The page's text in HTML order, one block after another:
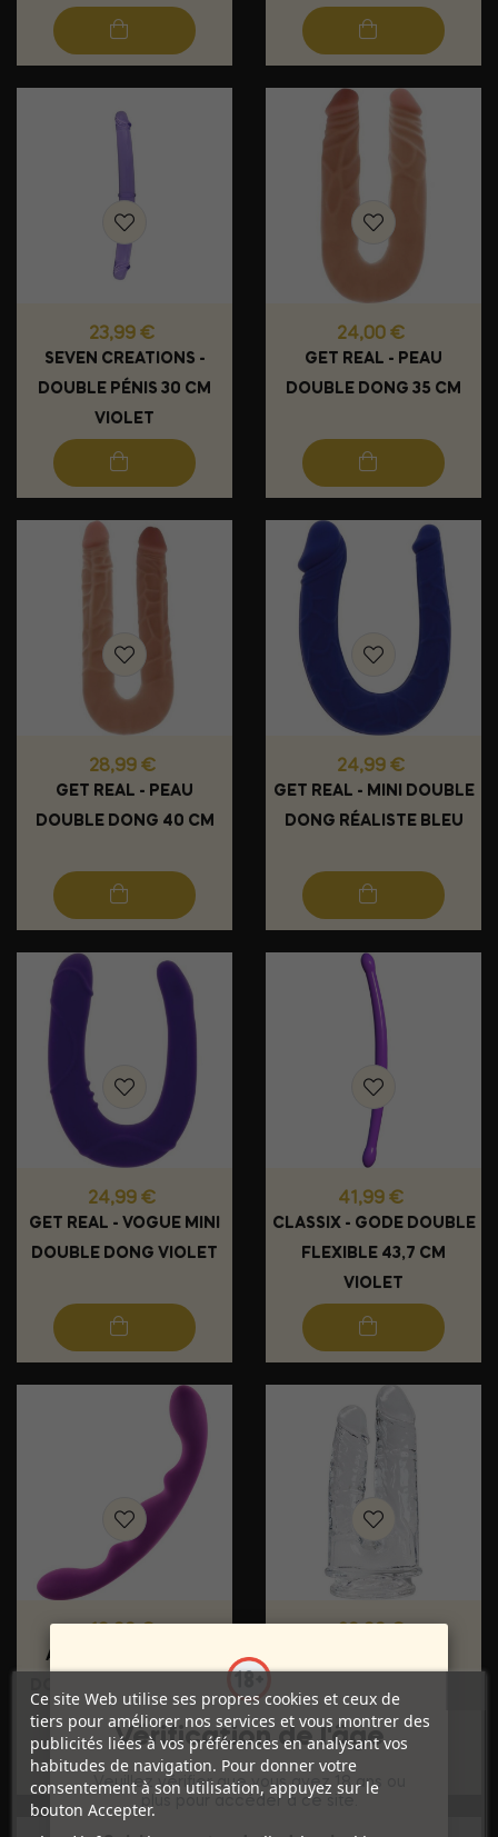
Prix
23,99 €
SEVEN CREATIONS -
DOUBLE PÉNIS 30 CM
VIOLET
Prix
24,00 €
GET REAL - PEAU
DOUBLE DONG 35 CM
Prix
28,99 €
GET REAL - PEAU
DOUBLE DONG 40 CM
Prix
24,99 €
GET REAL - MINI DOUBLE
DONG RÉALISTE BLEU
Prix
24,99 €
GET REAL - VOGUE MINI
DOUBLE DONG VIOLET
Prix
41,99 €
CLASSIX - GODE DOUBLE
FLEXIBLE 43,7 CM
VIOLET
ALIVE - GODE LUNA
SILICONE...
RÉALISTE...
Ce site Web utilise ses propres cookies et ceux de
tiers pour améliorer nos services et vous montrer des
publicités liées à vos préférences en analysant vos
habitudes de navigation. Pour donner votre
consentement à son utilisation, appuyez sur le
bouton Accepter.
Vérification de l'âge
Veuillez vérifier que vous avez 18 ans ou
plus pour accéder à ce site.